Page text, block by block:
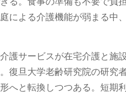
による介護機能が弱まる中
護サービスが在宅介護と施
復旦大学老齢研究院の研究
へと転換しつつある。短期